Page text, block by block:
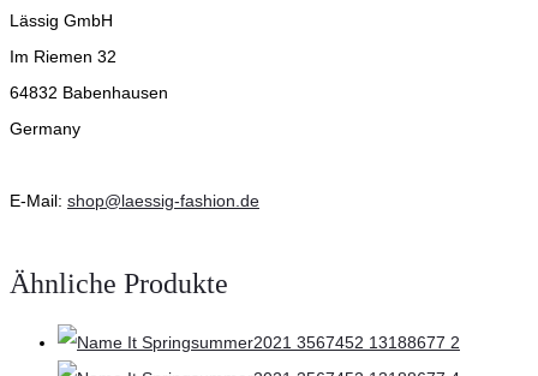
Lässig GmbH
Im Riemen 32
64832 Babenhausen
Germany
E-Mail: shop@laessig-fashion.de
Ähnliche Produkte